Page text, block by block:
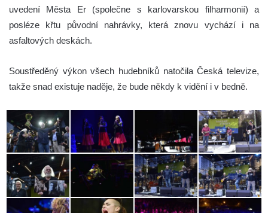
uvedení Města Er (společne s karlovarskou filharmonií) a
posléze křtu původní nahrávky, která znovu vychází i na
asfaltových deskách.
Soustředěný výkon všech hudebníků natočila Česká televize,
takže snad existuje naděje, že bude někdy k vidění i v bedně.